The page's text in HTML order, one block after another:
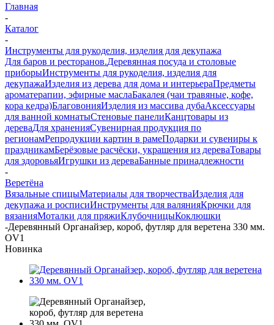
Главная
-
Каталог
-
Инструменты для рукоделия, изделия для декупажа
Для баров и ресторанов.Деревянная посуда и столовые
приборыИнструменты для рукоделия, изделия для
декупажаИзделия из дерева для дома и интерьераПредметы
ароматерапии, эфирные маслаБакалея (чаи травяные, кофе,
кора кедра)БлаговонияИзделия из массива дубаАксессуары
для ванной комнатыСтеновые панелиКанцтовары из
дереваДля храненияСувенирная продукция по
регионамРепродукции картин в рамеПодарки и сувениры к
праздникамБерёзовые расчёски, украшения из дереваТовары
для здоровьяИгрушки из дереваБанные принадлежности
-
Веретёна
Вязальные спицыМатериалы для творчестваИзделия для
декупажа и росписиИнструменты для валянияКрючки для
вязанияМоталки для пряжиКлубочницыКоклюшки
-Деревянный Органайзер, короб, футляр для веретена 330 мм.
OV1
Новинка